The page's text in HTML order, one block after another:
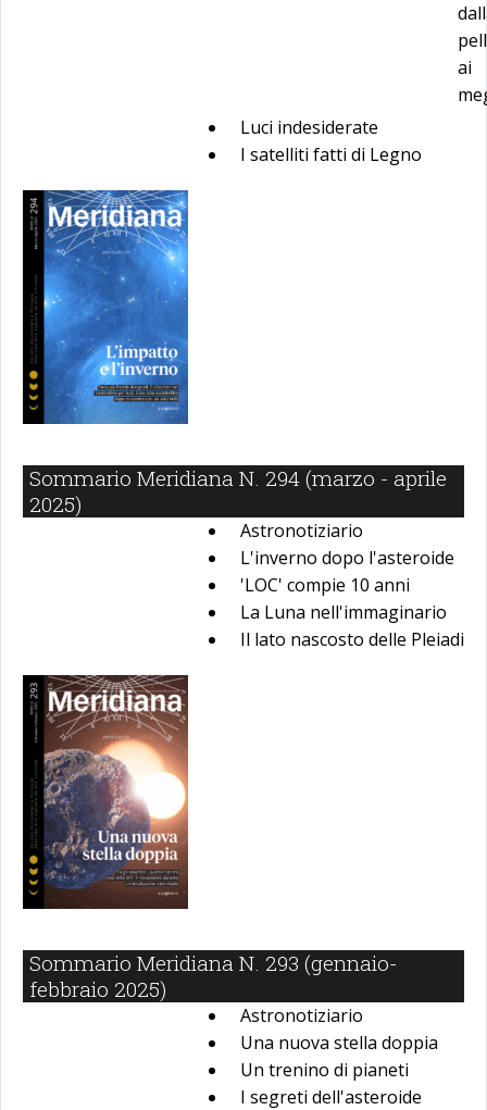
ai
Luci indesiderate
I satelliti fatti di Legno
Sommario Meridiana N. 294 (marzo - aprile
2025)
Astronotiziario
L'inverno dopo l'asteroide
'LOC' compie 10 anni
La Luna nell'immaginario
Il lato nascosto delle Pleiadi
Sommario Meridiana N. 293 (gennaio-
febbraio 2025)
Astronotiziario
Una nuova stella doppia
Un trenino di pianeti
I segreti dell'asteroide